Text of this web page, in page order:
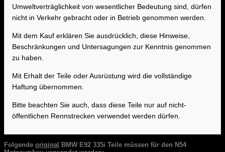
Umweltverträglichkeit von wesentlicher Bedeutung sind, dürfen
nicht in Verkehr gebracht oder in Betrieb genommen werden.
Mit dem Kauf erklären Sie ausdrücklich, diese Hinweise,
Beschränkungen und Untersagungen zur Kenntnis genommen
zu haben.
Mit Erhalt der Teile oder Ausrüstung wird die vollständige
Haftung übernommen.
Bitte beachten Sie auch, dass diese Teile nur auf nicht-
öffentlichen Rennstrecken verwendet werden dürfen.
Folgende original BMW E92 335i Teile müssen für den N54